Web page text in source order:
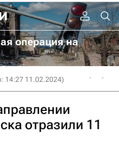
операция на
14:27 11.02.2024)
отразили 11